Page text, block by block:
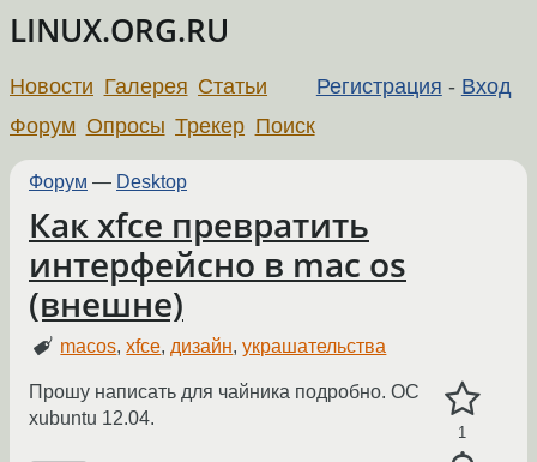
LINUX.ORG.RU
Регистрация - Вход
Новости Галерея Статьи
Форум Опросы Трекер Поиск
Форум — Desktop
Как xfce превратить
интерфейсно в mac os
(внешне)
macos,xfce,дизайн,украшательства
1
Прошу написать для чайника подробно. ОС
хubuntu 12.04.